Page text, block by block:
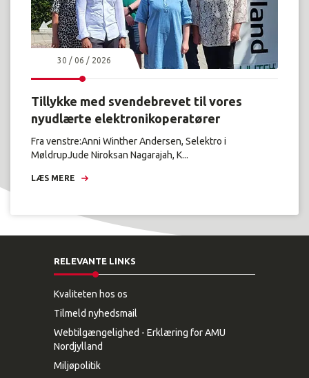
30 / 06 / 2026
Tillykke med svendebrevet til vores
nyudlærte elektronikoperatører
Fra venstre:Anni Winther Andersen, Selektro i
MøldrupJude Niroksan Nagarajah, K...
LÆS MERE
RELEVANTE LINKS
Kvaliteten hos os
Tilmeld nyhedsmail
Webtilgængelighed - Erklæring for AMU
Nordjylland
Miljøpolitik